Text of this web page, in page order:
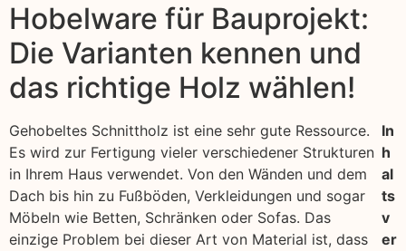
Hobelware für Bauprojekt:
Die Varianten kennen und
das richtige Holz wählen!
Gehobeltes Schnittholz ist eine sehr gute Ressource.
Es wird zur Fertigung vieler verschiedener Strukturen
in Ihrem Haus verwendet. Von den Wänden und dem
Dach bis hin zu Fußböden, Verkleidungen und sogar
Möbeln wie Betten, Schränken oder Sofas. Das
einzige Problem bei dieser Art von Material ist, dass
In
h
al
ts
v
er